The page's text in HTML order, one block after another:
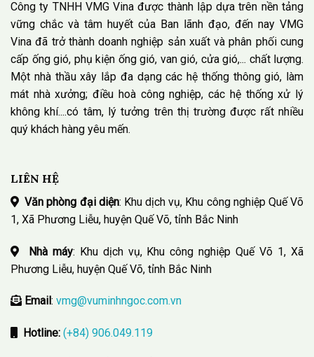
Công ty TNHH VMG Vina được thành lập dựa trên nền tảng
vững chắc và tâm huyết của Ban lãnh đạo, đến nay VMG
Vina đã trở thành doanh nghiệp sản xuất và phân phối cung
cấp ống gió, phụ kiện ống gió, van gió, cửa gió,... chất lượng.
Một nhà thầu xây lắp đa dạng các hệ thống thông gió, làm
mát nhà xưởng; điều hoà công nghiệp, các hệ thống xử lý
không khí....có tâm, lý tưởng trên thị trường được rất nhiều
quý khách hàng yêu mến.
LIÊN HỆ
Văn phòng đại diện: Khu dịch vụ, Khu công nghiệp Quế Võ
1, Xã Phương Liễu, huyện Quế Võ, tỉnh Bắc Ninh
Nhà máy: Khu dịch vụ, Khu công nghiệp Quế Võ 1, Xã
Phương Liễu, huyện Quế Võ, tỉnh Bắc Ninh
Email : vmg@vuminhngoc.com.vn
Hotline: (+84) 906.049.119